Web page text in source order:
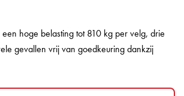
hoge belasting tot 810 kg per velg, drie
gevallen vrij van goedkeuring dankzij